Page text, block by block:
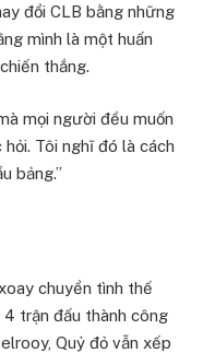
đổi CLB bằng những
mình là một huấn
thắng.
mọi người đều muốn
Tôi nghĩ đó là cách
bảng.”
chuyển tình thế
trận đấu thành công
Quỷ đỏ vẫn xếp